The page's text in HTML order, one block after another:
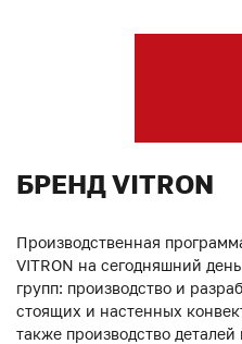
БРЕНД VITRON
Производственная
VITRON на сегодняшний
групп: производство и
стоящих и настенных
также производство деталей